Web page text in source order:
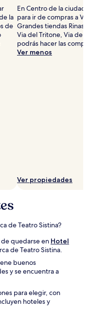
la
de
En Centro de la ciudad
para ir de compras a
Grandes tiendas
Via del Tritone, Via del
podrás hacer las
Ver menos
Ver propiedades
de Teatro Sistina?
quedarse en Hotel
de Teatro Sistina.
buenos
y se encuentra a
para elegir, con
hoteles y